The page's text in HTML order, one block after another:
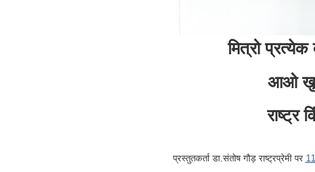
मित्रो
आओ
प्रस्तुतकर्ताडा.संतोष गौड़ राष्ट्रप्रेमी पर